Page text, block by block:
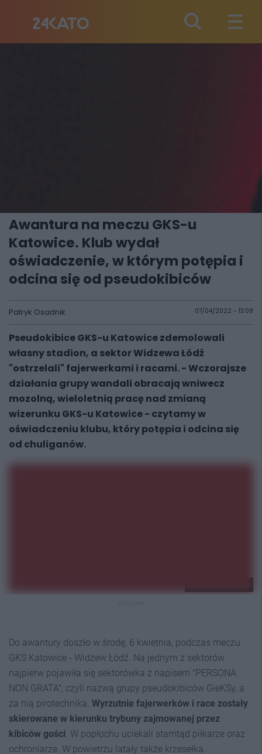
Awantura na meczu GKS-u
Katowice. Klub wydał
oświadczenie, w którym potępia i
odcina się od pseudokibiców
Patryk Osadnik 07/04/2022 - 13:08
Pseudokibice GKS-u Katowice zdemolowali
własny stadion, a sektor Widzewa Łódź
"ostrzelali" fajerwerkami i racami. - Wczorajsze
działania grupy wandali obracają wniwecz
mozolną, wieloletnią pracę nad zmianą
wizerunku GKS-u Katowice - czytamy w
oświadczeniu klubu, który potępia i odcina się
od chuliganów.
Do awantury doszło w środę, 6 kwietnia, podczas meczu
GKS Katowice - Widzew Łódź. Na jednym z sektorów
najpierw pojawiła się sektorówka z napisem "PERSONA
NON GRATA", czyli nazwą grupy pseudokibiców GieKSy, a
za nią pirotechnika. Wyrzutnie fajerwerków i race zostały
skierowane w kierunku trybuny zajmowanej przez
kibiców gości . W popłochu uciekali stamtąd piłkarze oraz
ochroniarze. W powietrzu latały także krzesełka.